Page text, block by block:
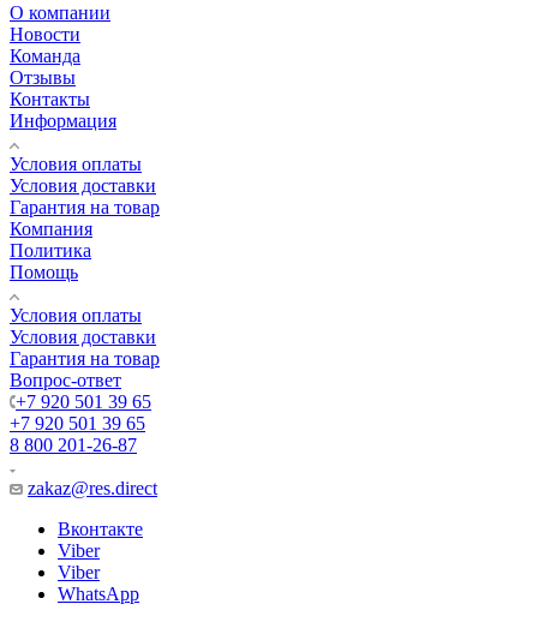
О компании
Новости
Команда
Отзывы
Контакты
Информация
Условия оплаты
Условия доставки
Гарантия на товар
Компания
Политика
Помощь
Условия оплаты
Условия доставки
Гарантия на товар
Вопрос-ответ
+7 920 501 39 65
+7 920 501 39 65
8 800 201-26-87
zakaz@res.direct
Вконтакте
Viber
Viber
WhatsApp